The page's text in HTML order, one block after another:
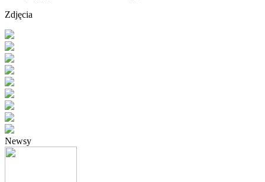
Zdjęcia
Newsy